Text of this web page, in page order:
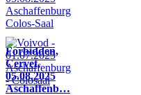
Forbidden,
Cervet,
05.08.2025
Aschaffenb…